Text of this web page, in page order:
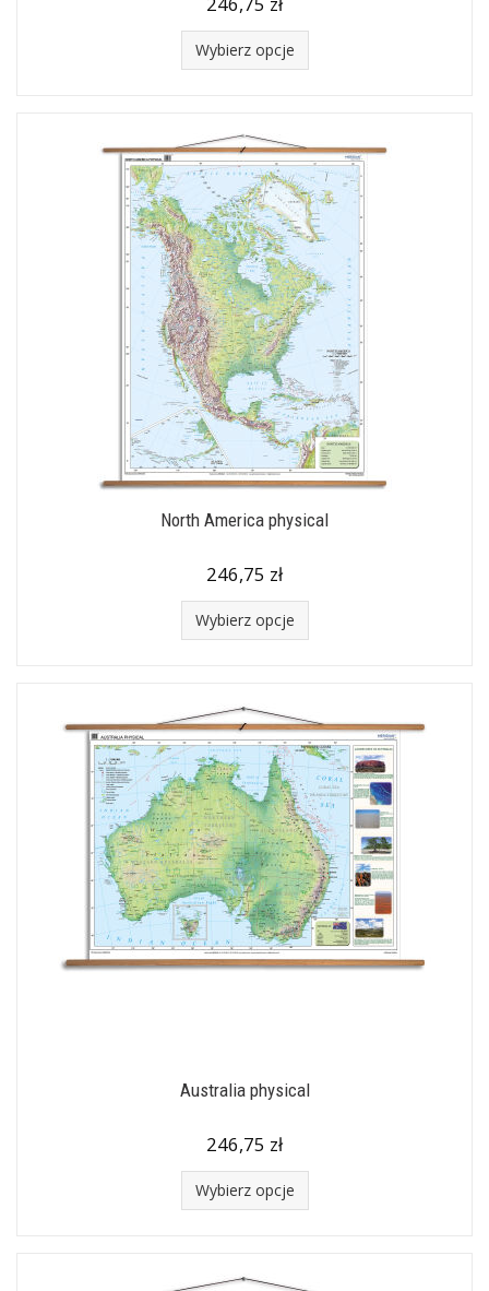
Wybierz opcje
North America physical
246,75 zł
Wybierz opcje
Australia physical
246,75 zł
Wybierz opcje